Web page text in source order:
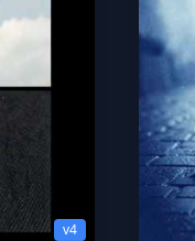
v4